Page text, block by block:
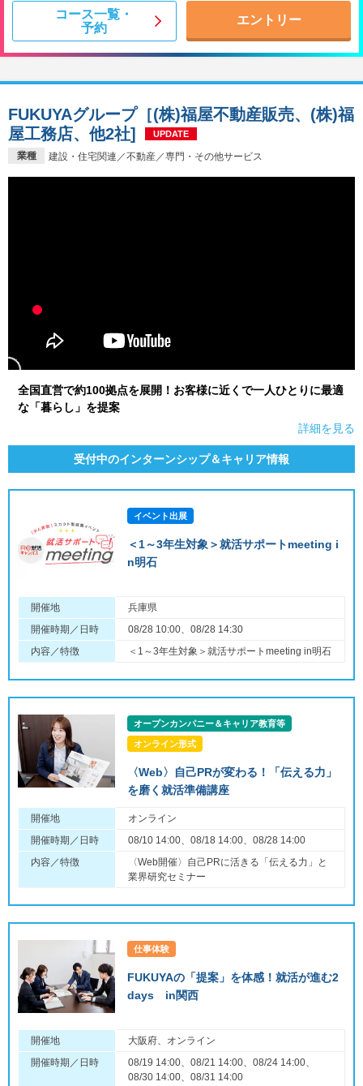
コース一覧・
予約
エントリー
業種 建設・住宅関連／不動産／専門・その他サービス
FUKUYAグループ［(株)福屋不動産販売、(株)福
屋工務店、他2社]
UPDATE
全国直営で約100拠点を展開！お客様に近くで一人ひとりに最適
な「暮らし」を提案
詳細を見る
受付中のインターンシップ＆キャリア情報
イベント出展
＜1～3年生対象＞就活サポートmeeting i
n明石
開催地
兵庫県
開催時期／日時
08/28 10:00、08/28 14:30
内容／特徴
＜1～3年生対象＞就活サポートmeeting in明石
オープンカンパニー＆キャリア教育等
オンライン形式
〈Web〉自己PRが変わる！「伝える力」
を磨く就活準備講座
開催地
オンライン
開催時期／日時
08/10 14:00、08/18 14:00、08/28 14:00
内容／特徴
〈Web開催〉自己PRに活きる「伝える力」と
業界研究セミナー
仕事体験
FUKUYAの「提案」を体感！就活が進む2
days in関西
開催地
大阪府、オンライン
開催時期／日時
08/19 14:00、08/21 14:00、08/24 14:00、
08/30 14:00、08/31 14:00